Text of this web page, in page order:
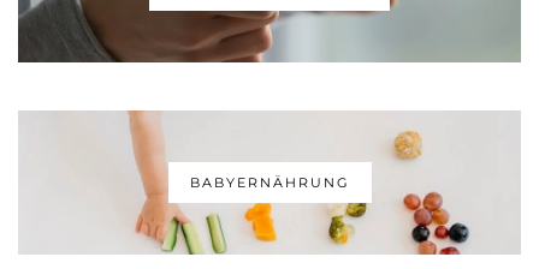
BABYERNÄHRUNG